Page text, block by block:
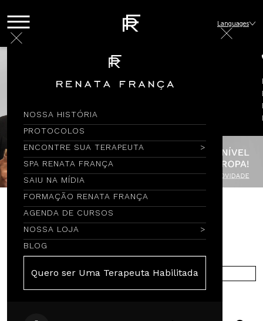
NOSSA HISTÓRIA
PROTOCOLOS
ENCONTRE SUA TERAPEUTA
SPA RENATA FRANÇA
SAIU NA MÍDIA
FORMAÇÃO RENATA FRANÇA
AGENDA DE CURSOS
NOSSA LOJA
BLOG
Quero ser Uma Terapeuta Habilitada
Languages
Encontre por Nome
COMPRE NA EUROPA